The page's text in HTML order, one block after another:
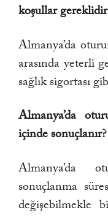
koşullar
Almanya’da
arasında yeterli
sağlık sigortası
Almanya’da
içinde sonuçlanır?
Almanya’da
sonuçlanma
değişebilmekle